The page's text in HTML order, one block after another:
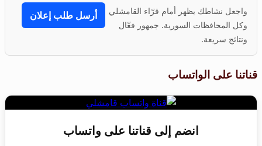
واجعل نشاطك يظهر أمام قرّاء القامشلي
وكل المحافظات السورية. جمهور فعّال
ونتائج سريعة.
أرسل طلب إعلان
قناتنا على الواتساب
انضم إلى قناتنا على واتساب